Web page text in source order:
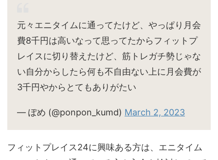
元々エニタイムに通ってたけど、やっぱり月会
費8千円は高いなって思ってたからフィットプ
レイスに切り替えたけど、筋トレガチ勢じゃな
い自分からしたら何も不自由ない上に月会費が
3千円やからとてもありがたい
— ぽめ (@ponpon_kumd) March 2, 2023
フィットプレイス24に興味ある方は、エニタイム